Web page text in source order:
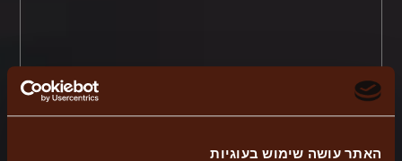
האתר עושה שימוש בעוגיות